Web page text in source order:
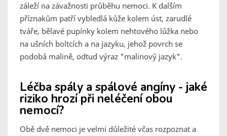
záleží na závažnosti průběhu nemoci. K dalším
příznakům patří vybledlá kůže kolem úst, zarudlé
tváře, bělavé pupínky kolem nehtového lůžka nebo
na ušních boltcích a na jazyku, jehož povrch se
podobá malině, odtud výraz "malinový jazyk".
Léčba spály a spálové angíny - jaké
riziko hrozí při neléčení obou
nemocí?
Obě dvě nemoci je velmi důležité včas rozpoznat a